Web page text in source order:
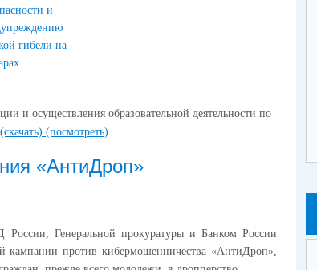
и
гибели на
и осуществления образовательной деятельности по
(скачать) (посмотреть)
«АнтиДроп»
Генеральной прокуратуры и Банком России
кампании против кибермошенничества «АнтиДроп»,